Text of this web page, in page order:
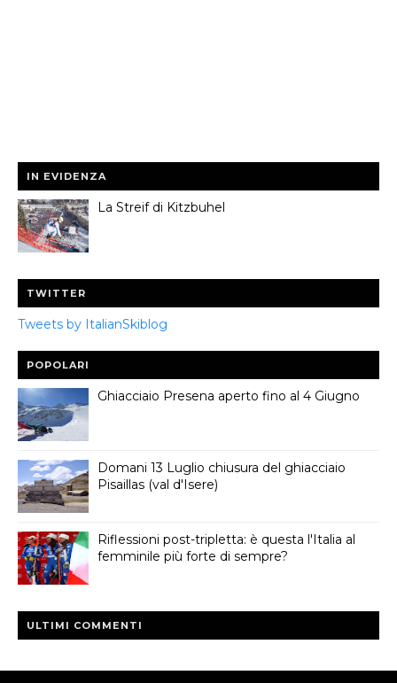
IN EVIDENZA
La Streif di Kitzbuhel
TWITTER
Tweets by ItalianSkiblog
POPOLARI
Ghiacciaio Presena aperto fino al 4 Giugno
Domani 13 Luglio chiusura del ghiacciaio
Pisaillas (val d'Isere)
Riflessioni post-tripletta: è questa l'Italia al
femminile più forte di sempre?
ULTIMI COMMENTI